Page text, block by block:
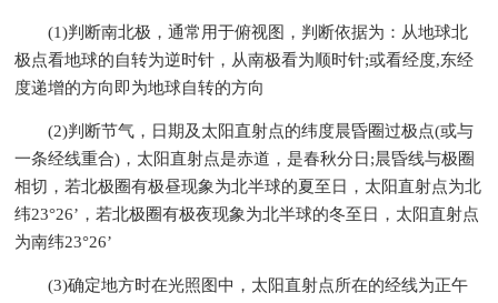
(1)判断南北极，通常用于俯视图，判断依据为：从地球北
极点看地球的自转为逆时针，从南极看为顺时针;或看经度,东经
度递增的方向即为地球自转的方向
(2)判断节气，日期及太阳直射点的纬度晨昏圈过极点(或与
一条经线重合)，太阳直射点是赤道，是春秋分日;晨昏线与极圈
相切，若北极圈有极昼现象为北半球的夏至日，太阳直射点为北
纬23°26’，若北极圈有极夜现象为北半球的冬至日，太阳直射点
为南纬23°26’
(3)确定地方时在光照图中，太阳直射点所在的经线为正午